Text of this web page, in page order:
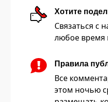
Хотите
Связаться с
любое время
Правила
Все
этом ночью